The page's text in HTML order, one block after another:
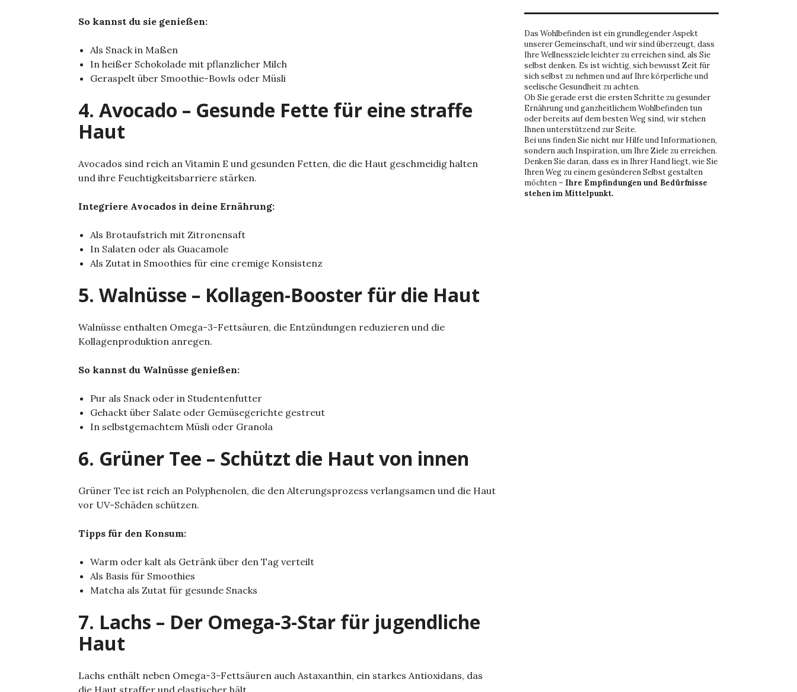
So kannst du sie genießen:
Als Snack in Maßen
In heißer Schokolade mit pflanzlicher Milch
Geraspelt über Smoothie-Bowls oder Müsli
4. Avocado – Gesunde Fette für eine straffe
Haut
Avocados sind reich an Vitamin E und gesunden Fetten, die die Haut geschmeidig halten
und ihre Feuchtigkeitsbarriere stärken.
Integriere Avocados in deine Ernährung:
Als Brotaufstrich mit Zitronensaft
In Salaten oder als Guacamole
Als Zutat in Smoothies für eine cremige Konsistenz
5. Walnüsse – Kollagen-Booster für die Haut
Walnüsse enthalten Omega-3-Fettsäuren, die Entzündungen reduzieren und die
Kollagenproduktion anregen.
So kannst du Walnüsse genießen:
Pur als Snack oder in Studentenfutter
Gehackt über Salate oder Gemüsegerichte gestreut
In selbstgemachtem Müsli oder Granola
6. Grüner Tee – Schützt die Haut von innen
Grüner Tee ist reich an Polyphenolen, die den Alterungsprozess verlangsamen und die Haut
vor UV-Schäden schützen.
Tipps für den Konsum:
Warm oder kalt als Getränk über den Tag verteilt
Als Basis für Smoothies
Matcha als Zutat für gesunde Snacks
7. Lachs – Der Omega-3-Star für jugendliche
Haut
Lachs enthält neben Omega-3-Fettsäuren auch Astaxanthin, ein starkes Antioxidans, das
Das Wohlbefinden ist ein grundlegender Aspekt
unserer Gemeinschaft, und wir sind überzeugt, dass
Ihre Wellnessziele leichter zu erreichen sind, als Sie
selbst denken. Es ist wichtig, sich bewusst Zeit für
sich selbst zu nehmen und auf Ihre körperliche und
seelische Gesundheit zu achten.
Ob Sie gerade erst die ersten Schritte zu gesunder
Ernährung und ganzheitlichem Wohlbefinden tun
oder bereits auf dem besten Weg sind, wir stehen
Ihnen unterstützend zur Seite.
Bei uns finden Sie nicht nur Hilfe und Informationen,
sondern auch Inspiration, um Ihre Ziele zu erreichen.
Denken Sie daran, dass es in Ihrer Hand liegt, wie Sie
Ihren Weg zu einem gesünderen Selbst gestalten
möchten – Ihre Empfindungen und Bedürfnisse
stehen im Mittelpunkt.